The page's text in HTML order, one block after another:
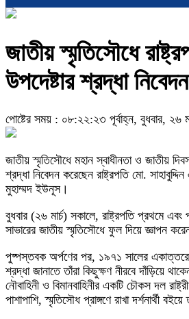
জাতীয় স্মৃতিসৌধে
উপদেষ্টার শ্রদ্ধা নিবেদন
পোষ্টের সময় : ০৮:২২:২৩ পূর্বাহ্ন, বুধবার, ২৬
জাতীয় স্মৃতিসৌধে মহান স্বাধীনতা ও জাতীয়
শ্রদ্ধা নিবেদন করেছেন রাষ্ট্রপতি মো.
মুহাম্মদ ইউনূস।
বুধবার (২৬ মার্চ) সকালে, রাষ্ট্রপতি প্রথমে এবং
সাভারের জাতীয় স্মৃতিসৌধে ফুল দিয়ে জ্ঞাপন
পুষ্পস্তবক অর্পণের পর, ১৯৭১ সালের
শ্রদ্ধা জানাতে তাঁরা কিছুক্ষণ নীরবে দাঁড়িয়ে
নৌবাহিনী ও বিমানবাহিনীর একটি চৌকস দল
পাশাপাশি, স্মৃতিসৌধ প্রাঙ্গণে রাখা দর্শনার্থী